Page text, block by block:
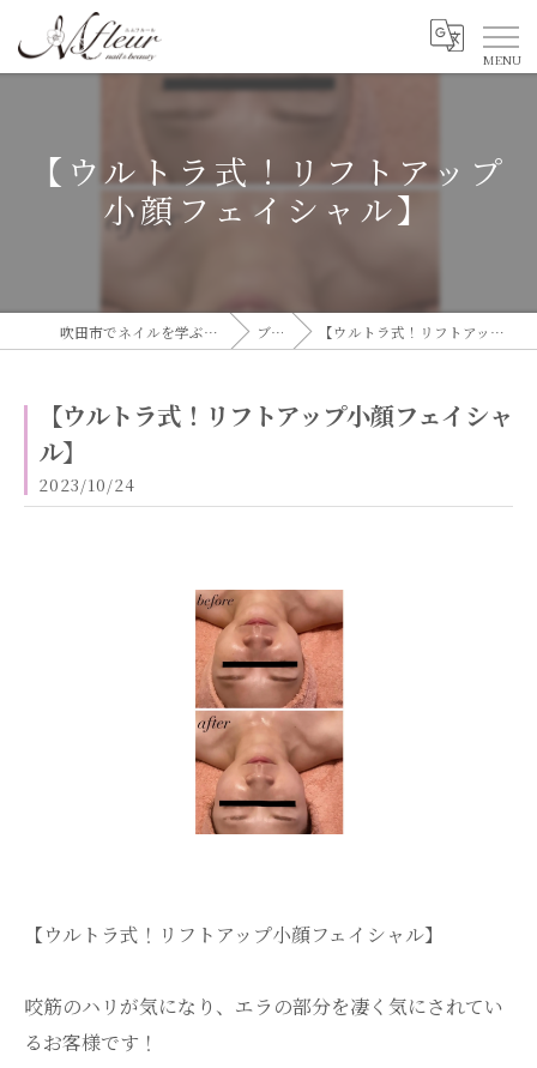
【ウルトラ式！リフトアップ
小顔フェイシャル】
吹田市でネイルを学ぶならエムフルール ブログ 【ウルトラ式！リフトアップ小顔フェイシャル】
【ウルトラ式！リフトアップ小顔フェイシャ
ル】
2023/10/24
【ウルトラ式！リフトアップ小顔フェイシャル】
咬筋のハリが気になり、エラの部分を凄く気にされてい
るお客様です！